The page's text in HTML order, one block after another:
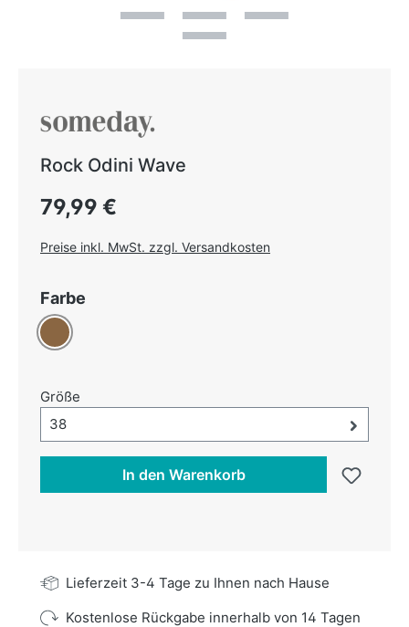
Rock Odini Wave
Regulärer Preis:
79,99 €
Preise inkl. MwSt. zzgl. Versandkosten
Farbe
Braun
Größe
Größe-Auswahl öffnen, aktuell ausgewählt:
38
In den Warenkorb
Lieferzeit 3-4 Tage zu Ihnen nach Hause
Kostenlose Rückgabe innerhalb von 14 Tagen